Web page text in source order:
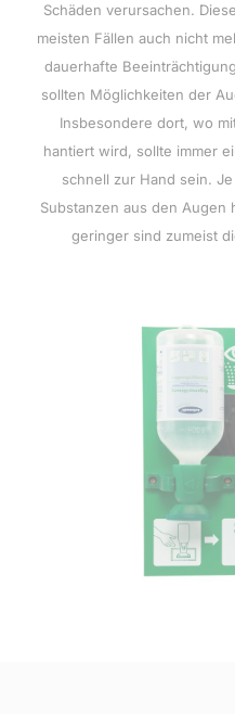
Schäden verursachen.
meisten Fällen auch nicht
dauerhafte
sollten Möglichkeiten der
Insbesondere dort, wo
hantiert wird, sollte immer
schnell zur Hand sein.
Substanzen aus den
geringer sind zumeist